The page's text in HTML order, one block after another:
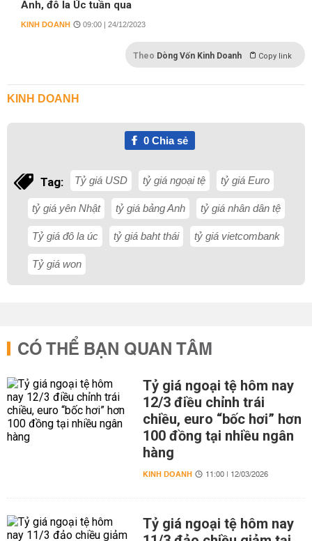
Anh, đô la Úc tuần qua
KINH DOANH 09:00 | 24/12/2023
Theo Dòng Vốn Kinh Doanh Copy link
KINH DOANH
0Chia sẻ
Tag: Tỷ giá USD tỷ giá ngoại tệ tỷ giá Euro
tỷ giá yên Nhật tỷ giá bảng Anh tỷ giá nhân dân tệ
Tỷ giá đô la úc tỷ giá baht thái tỷ giá vietcombank
Tỷ giá won
CÓ THỂ BẠN QUAN TÂM
Tỷ giá ngoại tệ hôm nay
12/3 điều chỉnh trái
chiều, euro “bốc hơi” hơn
100 đồng tại nhiều ngân
hàng
KINH DOANH 11:00 | 12/03/2026
Tỷ giá ngoại tệ hôm nay